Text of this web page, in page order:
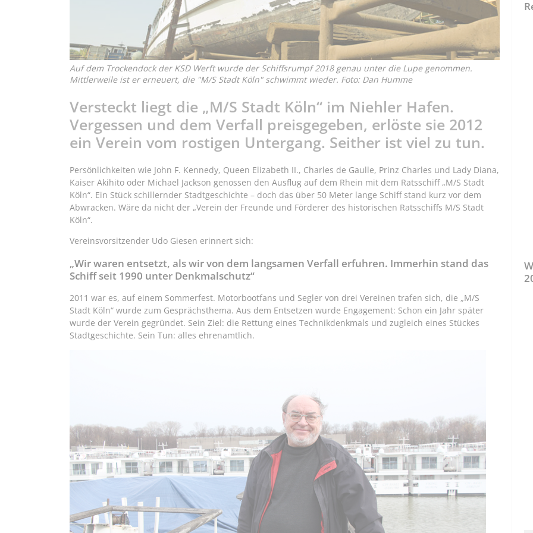
Auf dem Trockendock der KSD Werft wurde der Schiffsrumpf 2018 genau unter die Lupe genommen.
Mittlerweile ist er erneuert, die "M/S Stadt Köln" schwimmt wieder. Foto: Dan Humme
Versteckt liegt die „M/S Stadt Köln“ im Niehler Hafen.
Vergessen und dem Verfall preisgegeben, erlöste sie 2012
ein Verein vom rostigen Untergang. Seither ist viel zu tun.
Persönlichkeiten wie John F. Kennedy, Queen Elizabeth II., Charles de Gaulle, Prinz Charles und Lady Diana,
Kaiser Akihito oder Michael Jackson genossen den Ausflug auf dem Rhein mit dem Ratsschiff „M/S Stadt
Köln“. Ein Stück schillernder Stadtgeschichte – doch das über 50 Meter lange Schiff stand kurz vor dem
Abwracken. Wäre da nicht der „Verein der Freunde und Förderer des historischen Ratsschiffs M/S Stadt
Köln“.
Vereinsvorsitzender Udo Giesen erinnert sich:
„Wir waren entsetzt, als wir von dem langsamen Verfall erfuhren. Immerhin stand das
Schiff seit 1990 unter Denkmalschutz“
2011 war es, auf einem Sommerfest. Motorbootfans und Segler von drei Vereinen trafen sich, die „M/S
Stadt Köln“ wurde zum Gesprächsthema. Aus dem Entsetzen wurde Engagement: Schon ein Jahr später
wurde der Verein gegründet. Sein Ziel: die Rettung eines Technikdenkmals und zugleich eines Stückes
Stadtgeschichte. Sein Tun: alles ehrenamtlich.